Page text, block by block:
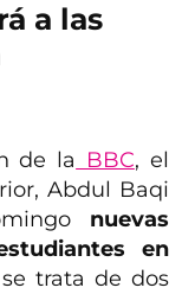
a las
de la BBC, el
Abdul Baqi
nuevas
en
trata de dos